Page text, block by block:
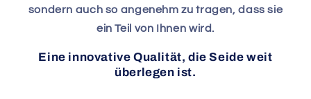
sondern auch so angenehm zu tragen, dass sie
ein Teil von Ihnen wird.
Eine innovative Qualität, die Seide weit
überlegen ist.